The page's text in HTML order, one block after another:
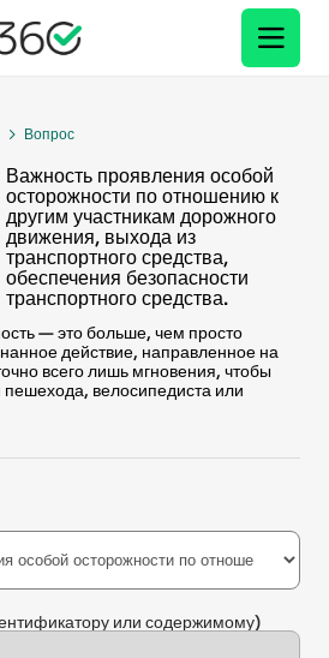
Вопрос
Важность проявления особой
осторожности по отношению к
другим участникам дорожного
движения, выхода из
транспортного средства,
обеспечения безопасности
транспортного средства.
— это больше, чем просто
действие, направленное на
всего лишь мгновения, чтобы
пешехода, велосипедиста или
или содержимому)